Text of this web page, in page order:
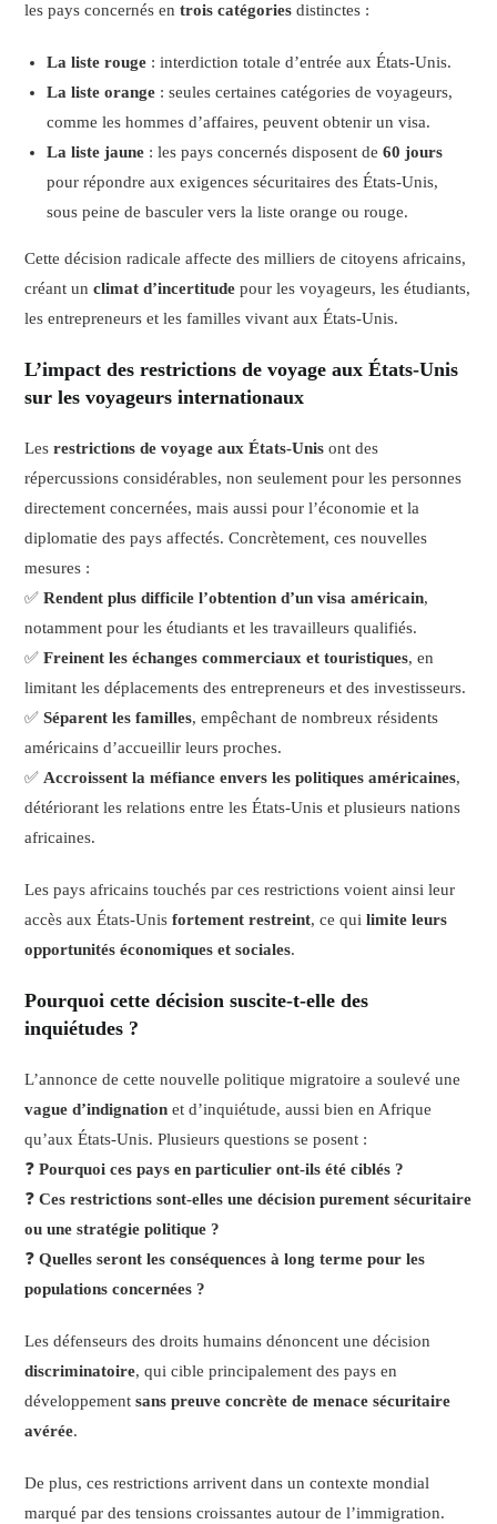
les pays concernés entrois catégories distinctes :
La liste rouge : interdiction totale d’entrée aux États-Unis.
La liste orange : seules certaines catégories de voyageurs,
comme les hommes d’affaires, peuvent obtenir un visa.
La liste jaune : les pays concernés disposent de60 jours
pour répondre aux exigences sécuritaires des États-Unis,
sous peine de basculer vers la liste orange ou rouge.
Cette décision radicale affecte des milliers de citoyens africains,
créant unclimat d’incertitude pour les voyageurs, les étudiants,
les entrepreneurs et les familles vivant aux États-Unis.
L’impact des restrictions de voyage aux États-Unis
sur les voyageurs internationaux
Lesrestrictions de voyage aux États-Unis ont des
répercussions considérables, non seulement pour les personnes
directement concernées, mais aussi pour l’économie et la
diplomatie des pays affectés. Concrètement, ces nouvelles
mesures :
✅Rendent plus difficile l’obtention d’un visa américain,
notamment pour les étudiants et les travailleurs qualifiés.
✅Freinent les échanges commerciaux et touristiques, en
limitant les déplacements des entrepreneurs et des investisseurs.
✅Séparent les familles, empêchant de nombreux résidents
américains d’accueillir leurs proches.
✅Accroissent la méfiance envers les politiques américaines,
détériorant les relations entre les États-Unis et plusieurs nations
africaines.
Les pays africains touchés par ces restrictions voient ainsi leur
accès aux États-Unisfortement restreint, ce quilimite leurs
opportunités économiques et sociales.
Pourquoi cette décision suscite-t-elle des
inquiétudes ?
L’annonce de cette nouvelle politique migratoire a soulevé une
vague d’indignation et d’inquiétude, aussi bien en Afrique
qu’aux États-Unis. Plusieurs questions se posent :
❓Pourquoi ces pays en particulier ont-ils été ciblés ?
❓Ces restrictions sont-elles une décision purement sécuritaire
ou une stratégie politique ?
❓Quelles seront les conséquences à long terme pour les
populations concernées ?
Les défenseurs des droits humains dénoncent une décision
discriminatoire, qui cible principalement des pays en
développementsans preuve concrète de menace sécuritaire
avérée.
De plus, ces restrictions arrivent dans un contexte mondial
marqué par des tensions croissantes autour de l’immigration.